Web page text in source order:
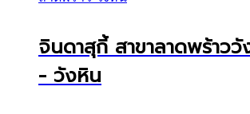
จินดาสุกี้ สาขาลาดพร้าว
- วังหิน